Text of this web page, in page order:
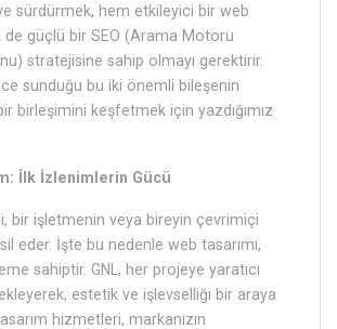
sürdürmek, hem etkileyici bir web
de güçlü bir SEO (Arama Motoru
stratejisine sahip olmayı gerektirir.
sunduğu bu iki önemli bileşenin
birleşimini keşfetmek için yazdığımız
İlk İzlenimlerin Gücü
bir işletmenin veya bireyin çevrimiçi
eder. İşte bu nedenle web tasarımı,
sahiptir. GNL, her projeye yaratıcı
estetik ve işlevselliği bir araya
hizmetleri, markanızın